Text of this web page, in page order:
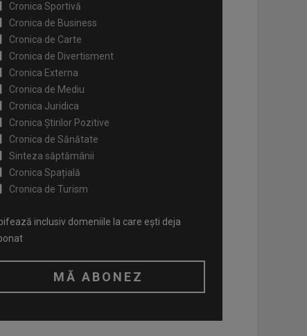
Cronica Sportivă
Cronica de Business
Cronica de Carte
Cronica de Divertisment
Cronica Externa
Cronica de Mediu
Cronica Juridica
Cronica Știrilor Pozitive
Cronica de Sănătate
Sinteza săptămânii
Cronica Spațială
Cronica de Turism
bifează inclusiv domeniile la care ești deja